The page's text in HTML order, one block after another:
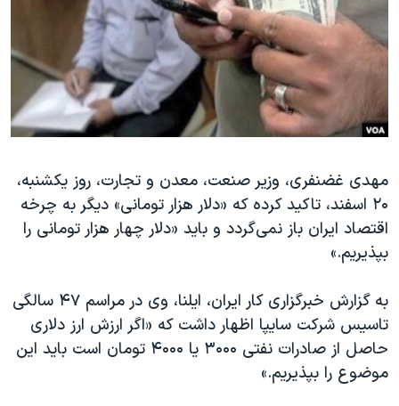
فرهنگ و زندگی
حقوق شهروندی
اقتصادی
علم و فناوری
گالری عکس
آرشیو پخش زنده
مستندها
انتخابات ریاست جمهوری آمریکا ۲۰۲۴
حمله جمهوری اسلامی به اسرائیل
رمز مهسا
اعتراضات زن، زندگی، آزادی
مجموعه مستندهای دادخواهی
تریبونال مردمی آبان ۹۸
چهل سال گروگان‌گیری
قانون شفافیت دارائی کادر رهبری ایران
اعتراضات مردمی آبان ۹۸
دنبال کنید
زبانهای مختلف
مهدی غضنفری، وزیر صنعت، معدن و تجارت، روز یکشنبه،
۲۰ اسفند، تاکید کرده که «دلار هزار تومانی» دیگر به چرخه
اقتصاد ایران باز نمی‌گردد و باید «دلار چهار هزار تومانی را
بپذیریم.»
به گزارش خبرگزاری کار ایران، ایلنا، وی در مراسم ۴۷ سالگی
تاسیس شرکت سایپا اظهار داشت که «اگر ارزش ارز دلاری
حاصل از صادرات نفتی ۳۰۰۰ یا ۴۰۰۰ تومان است باید این
موضوع را بپذیریم.»